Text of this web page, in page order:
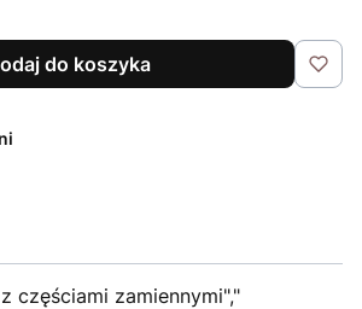
do koszyka
częściami zamiennymi","